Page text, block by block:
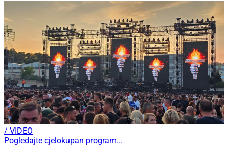
/ VIDEO
Pogledajte cjelokupan program...